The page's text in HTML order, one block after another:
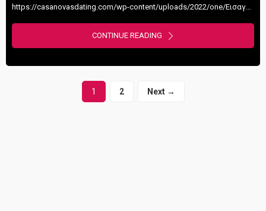
https://casanovasdating.com/wp-content/uploads/2022/one/ΕισαγωγήLowFps-1.mp4 Το συγκεκριμένο βίντεο, είναι η εισαγωγή από το Μοντέλο Φλερτ που δημοσιεύτηκε σήμερα στο μοντέλο των Casanovas ως επέκταση. Σαν δώρο, θέλουμε να δώσουμε ...
CONTINUE READING
1 2 Next →